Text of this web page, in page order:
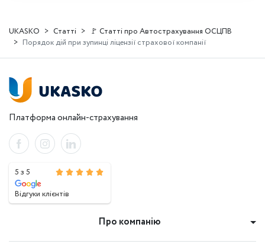
UKASKO Статті
🚩 Статті про Автострахування ОСЦПВ
Порядок дій при зупинці ліцензії страхової компанії
Платформа онлайн-страхування
5 з 5
Відгуки клієнтів
Про компанію